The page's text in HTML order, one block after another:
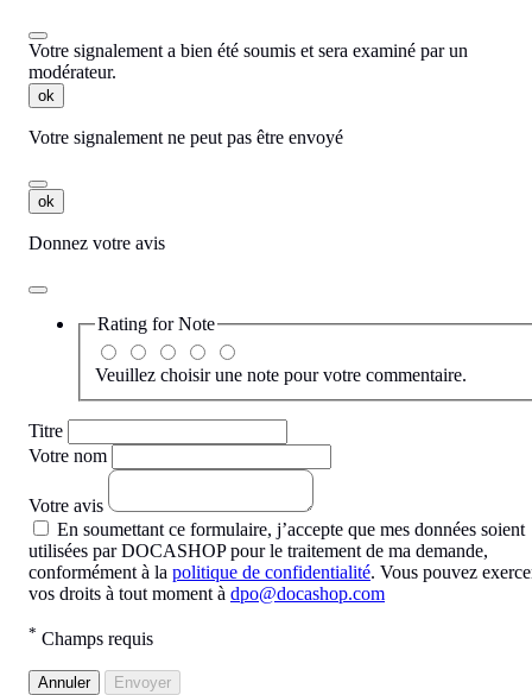
Votre signalement a bien été soumis et sera examiné par un
modérateur.
ok
Votre signalement ne peut pas être envoyé
ok
Donnez votre avis
Rating forNote
Veuillez choisir une note pour votre commentaire.
Titre
Votre nom
Votre avis
En soumettant ce formulaire, j’accepte que mes données soient
utilisées par DOCASHOP pour le traitement de ma demande,
conformément à la politique de confidentialité. Vous pouvez
vos droits à tout moment à dpo@docashop.com
* Champs requis
Annuler Envoyer